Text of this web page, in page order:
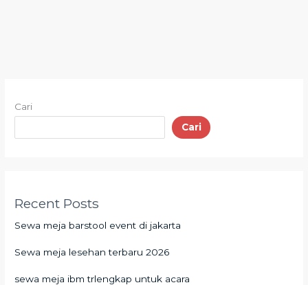
Cari
Cari
Recent Posts
Sewa meja barstool event di jakarta
Sewa meja lesehan terbaru 2026
sewa meja ibm trlengkap untuk acara